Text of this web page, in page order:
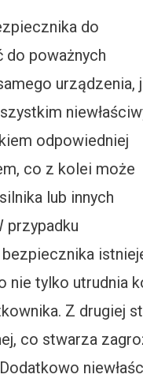
do
poważnych
urządzenia,
odpowiedniej
co z kolei może
lub innych
przypadku
nie tylko utrudnia
Z drugiej
co stwarza